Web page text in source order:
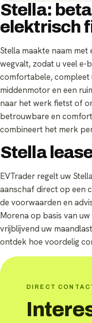
Stella:
elektrisch
Stella maakte naam
wegvalt, zodat u veel e-
comfortabele, compleet
middenmotor en een
naar het werk fietst of
betrouwbare en
combineert het merk
Stella
EVTrader regelt uw
aanschaf direct op een
de voorwaarden en
Morena op basis van
vrijblijvend uw
ontdek hoe voordelig
DIRECT